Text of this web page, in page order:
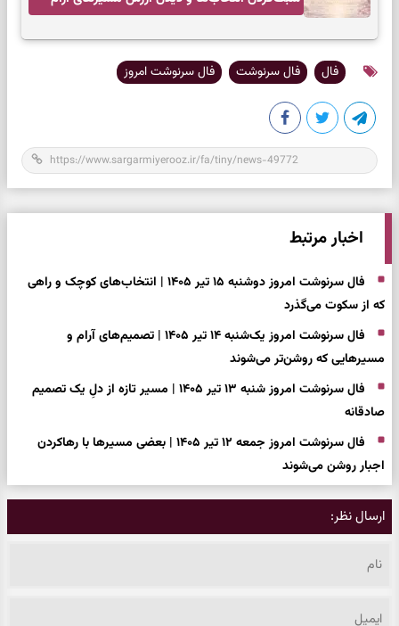
فال فال سرنوشت فال سرنوشت امروز
اخبار مرتبط
فال سرنوشت امروز دوشنبه ۱۵ تیر ۱۴۰۵ | انتخاب‌های کوچک و راهی
که از سکوت می‌گذرد
فال سرنوشت امروز یک‌شنبه ۱۴ تیر ۱۴۰۵ | تصمیم‌های آرام و
مسیرهایی که روشن‌تر می‌شوند
فال سرنوشت امروز شنبه ۱۳ تیر ۱۴۰۵ | مسیر تازه از دلِ یک تصمیم
صادقانه
فال سرنوشت امروز جمعه ۱۲ تیر ۱۴۰۵ | بعضی مسیرها با رهاکردن
اجبار روشن می‌شوند
ارسال نظر: